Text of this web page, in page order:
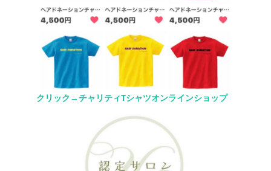
クリック→チャリティTシャツオンラインショップ